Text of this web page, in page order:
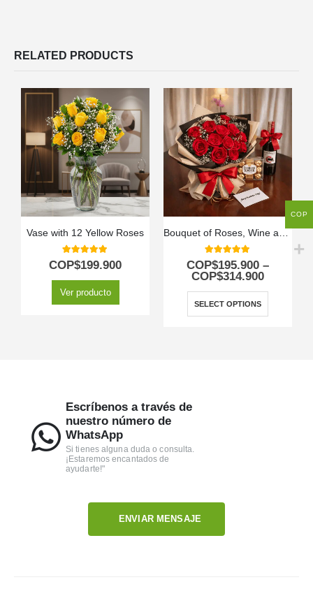
RELATED PRODUCTS
Vase with 12 Yellow Roses
5.00out of 5
COP$199.900
Ver producto
Bouquet of Roses, Wine and Chocolates
5.00out of 5
COP$195.900 –
COP$314.900
SELECT OPTIONS
Escríbenos a través de
nuestro número de
WhatsApp
Si tienes alguna duda o consulta.
¡Estaremos encantados de
ayudarte!"
ENVIAR MENSAJE
COP